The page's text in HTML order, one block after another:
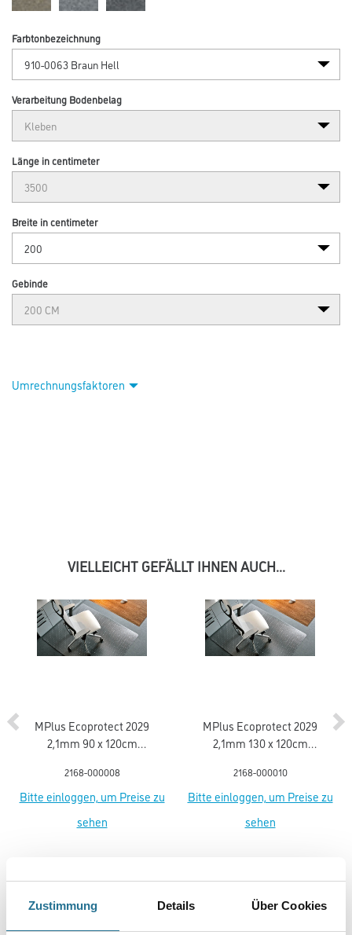
Zustimmung Details Über Cookies
Farbtonbezeichnung
Verarbeitung Bodenbelag
Länge in centimeter
Breite in centimeter
Gebinde
Umrechnungsfaktoren
VIELLEICHT GEFÄLLT IHNEN AUCH...
MPlus Ecoprotect 2029
2,1mm 90 x 120cm
mit Noppen 17-0900
2168-000008
Bitte einloggen, um Preise zu
sehen
MPlus Ecoprotect 2029
2,1mm 130 x 120cm
mit Noppen 17-1300
2168-000010
Bitte einloggen, um Preise zu
sehen
PRODUKTEIGENSCHAFTEN